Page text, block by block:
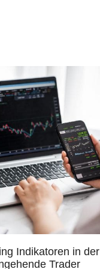
Indikatoren in der
Trader